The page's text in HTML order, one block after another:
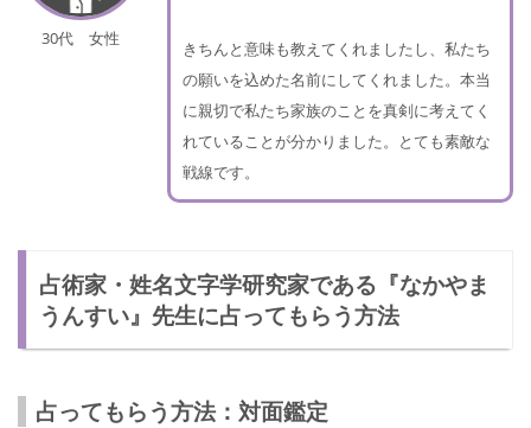
30代 女性
きちんと意味も教えてくれましたし、私たち
の願いを込めた名前にしてくれました。本当
に親切で私たち家族のことを真剣に考えてく
れていることが分かりました。とても素敵な
戦線です。
占術家・姓名文字学研究家である『なかやま
うんすい』先生に占ってもらう方法
占ってもらう方法：対面鑑定